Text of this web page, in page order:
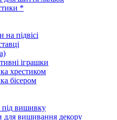
*
на підвісі
іграшки
хрестиком
бісером
вишивку
для вишивання декору